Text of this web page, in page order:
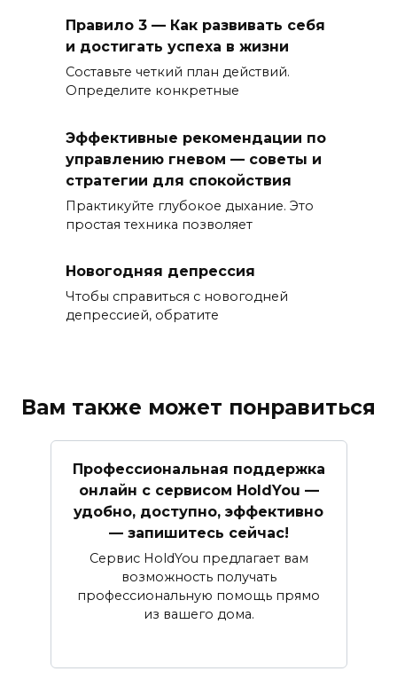
Правило 3 — Как развивать себя
и достигать успеха в жизни
Составьте четкий план действий.
Определите конкретные
Эффективные рекомендации по
управлению гневом — советы и
стратегии для спокойствия
Практикуйте глубокое дыхание. Это
простая техника позволяет
Новогодняя депрессия
Чтобы справиться с новогодней
депрессией, обратите
Вам также может понравиться
Профессиональная поддержка
онлайн с сервисом HoldYou —
удобно, доступно, эффективно
— запишитесь сейчас!
Сервис HoldYou предлагает вам
возможность получать
профессиональную помощь прямо
из вашего дома.